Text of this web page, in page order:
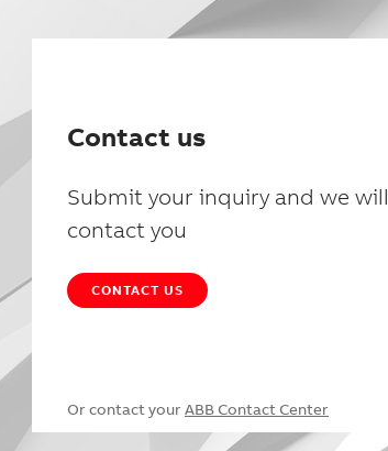
Contact us
Submit your inquiry and we will
contact you
CONTACT US
Or contact your ABB Contact Center